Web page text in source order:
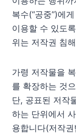
복수(“공중”)에
이용할 수 있도
위는 저작권 침
가령 저작물을
를 확장하는 것
단, 공표된 저작
하는 단위에서
용합니다(저작권